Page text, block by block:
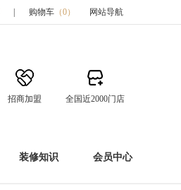
购物车 （0） 网站导航
招商加盟 全国近2000门店
装修知识 会员中心